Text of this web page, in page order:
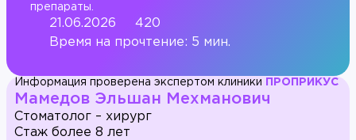
препараты.
21.06.2026
420
Время на прочтение: 5 мин.
Информация проверена экспертом клиники ПРОПРИКУС
Мамедов Эльшан Мехманович
Стоматолог – хирург
Стаж более 8 лет